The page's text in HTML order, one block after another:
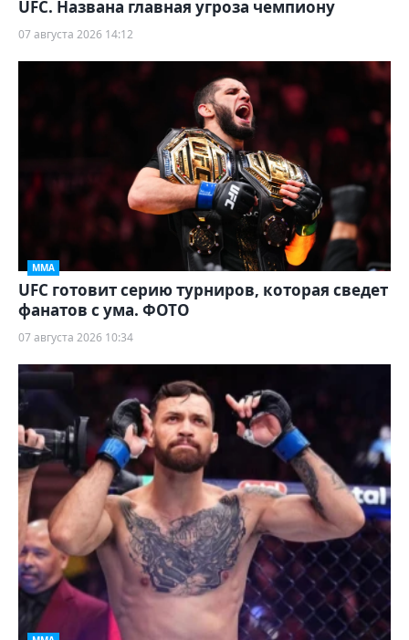
UFC. Названа главная угроза чемпиону
07 августа 2026 14:12
ММА
UFC готовит серию турниров, которая сведет
фанатов с ума. ФОТО
07 августа 2026 10:34